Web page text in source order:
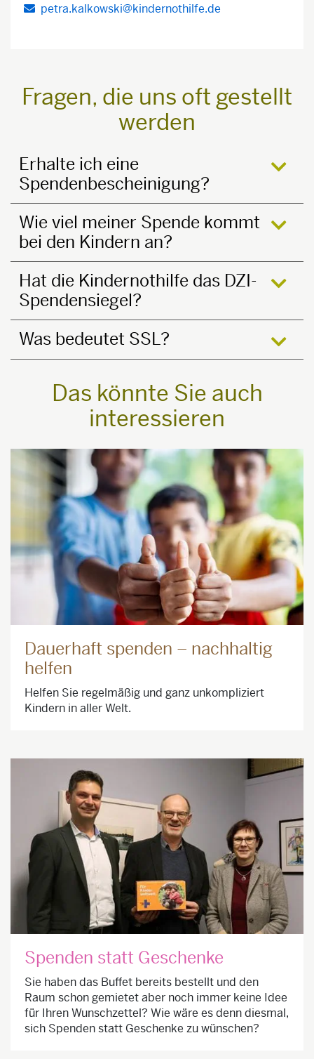
petra.kalkowski@kindernothilfe.de
Fragen, die uns oft gestellt
werden
Erhalte ich eine
Spendenbescheinigung?
Wie viel meiner Spende kommt
bei den Kindern an?
Hat die Kindernothilfe das DZI-
Spendensiegel?
Was bedeutet SSL?
Das könnte Sie auch
interessieren
Dauerhaft spenden – nachhaltig
helfen
Helfen Sie regelmäßig und ganz unkompliziert
Kindern in aller Welt.
Spenden statt Geschenke
Sie haben das Buffet bereits bestellt und den
Raum schon gemietet aber noch immer keine Idee
für Ihren Wunschzettel? Wie wäre es denn diesmal,
sich Spenden statt Geschenke zu wünschen?